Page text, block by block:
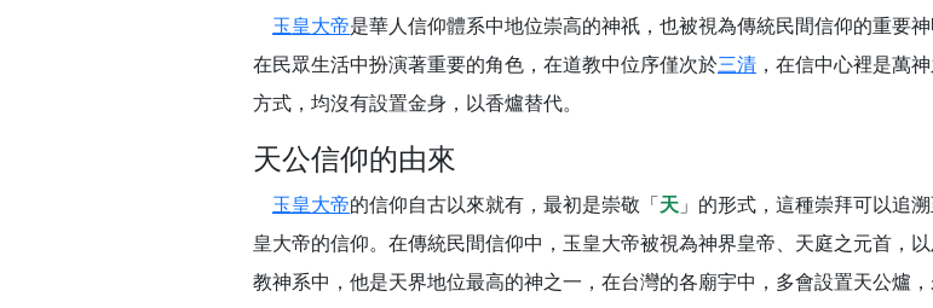
【台北北投 福慶宮】慶讚中元普渡法會，誠摯邀請十方善信大德
【桃園龜山 慈恩宮】瑤池金母聖誕祝壽盛典，邀請十方善信大德
【桃園龜山 慈恩宮】丙午年慶讚中元普渡法會，正是讓我們用善
【新北八里 紫德宮】丙午年中元普渡讚普超薦法會，普施眾生・
【台北北投金虎爺會】父親節陪爸爸一起闖關趣，邀請大小朋友一
【新北八里 紫德宮】父親節奉茶感恩活動，一杯茶，一份心意；
【桃園新屋 深圳玄天宮】農曆七月擴大犒軍科儀，吉祥月不只有
【桃園新屋 深圳玄天宮】七娘媽聖誕祝壽慶典，誠摯邀請十方善
玉皇大帝是華人信仰體系中地位崇高的神祇，也被視為傳統民間信仰的重要
在民眾生活中扮演著重要的角色，在道教中位序僅次於三清 ，在信中心裡是萬
方式，均沒有設置金身，以香爐替代。
天公信仰的由來
玉皇大帝的信仰自古以來就有，最初是崇敬「天 」的形式，這種崇拜可以追
皇大帝的信仰。在傳統民間信仰中，玉皇大帝被視為神界皇帝、天庭之元首，
教神系中，他是天界地位最高的神之一，在台灣的各廟宇中，多會設置天公爐